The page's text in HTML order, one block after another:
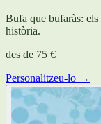
Bufa que bufaràs:
història.
des de 75 €
Personalitzeu-lo →